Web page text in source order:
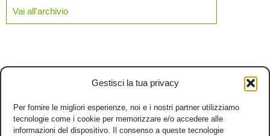
Gestisci la tua privacy
Per fornire le migliori esperienze, noi e i nostri partner utilizziamo
tecnologie come i cookie per memorizzare e/o accedere alle
informazioni del dispositivo. Il consenso a queste tecnologie
Vai all'archivio